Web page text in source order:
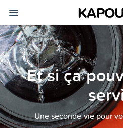
Et si ça
Une seconde vie pour